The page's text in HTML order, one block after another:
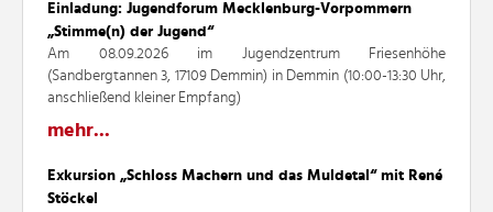
Einladung: Jugendforum Mecklenburg-Vorpommern
„Stimme(n) der Jugend“
Am 08.09.2026 im Jugendzentrum Friesenhöhe
(Sandbergtannen 3, 17109 Demmin) in Demmin (10:00-13:30 Uhr,
anschließend kleiner Empfang)
mehr...
Exkursion „Schloss Machern und das Muldetal“ mit René
Stöckel